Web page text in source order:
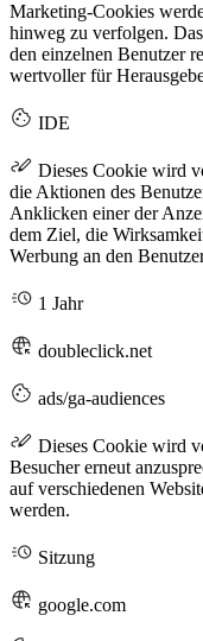
Marketing-Cookies
hinweg zu verfolgen.
den einzelnen Benutzer
wertvoller für
IDE
Dieses Cookie wird
die Aktionen des
Anklicken einer der
dem Ziel, die
Werbung an den
1 Jahr
doubleclick.net
ads/ga-audiences
Dieses Cookie wird
Besucher erneut
auf verschiedenen
werden.
Sitzung
google.com